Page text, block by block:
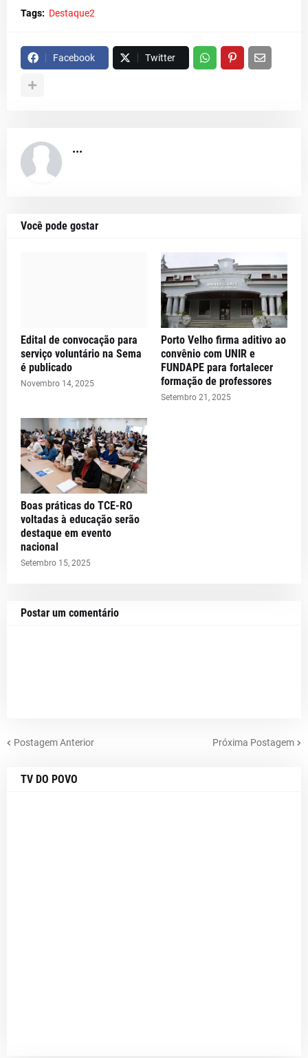
Tags: Destaque2
Facebook Twitter
...
Você pode gostar
Edital de convocação para
serviço voluntário na Sema
é publicado
Novembro 14, 2025
Porto Velho firma aditivo ao
convênio com UNIR e
FUNDAPE para fortalecer
formação de professores
Setembro 21, 2025
Boas práticas do TCE-RO
voltadas à educação serão
destaque em evento
nacional
Setembro 15, 2025
Postar um comentário
Postagem Anterior Próxima Postagem
TV DO POVO